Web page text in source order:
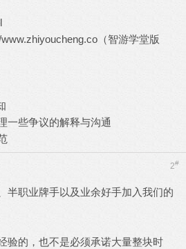
www.zhiyoucheng.co （智游学堂版
一些争议的解释与沟通
2#
半职业牌手以及业余好手加入我们的
验的，也不是必须承诺大量整块时